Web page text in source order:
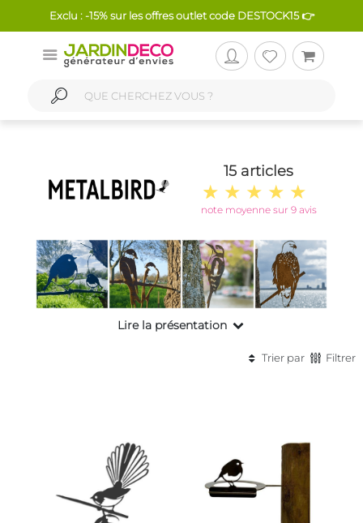
Exclu : -15% sur les offres outlet code DESTOCK15 👉
15 articles
note moyenne sur 9 avis
Lire la présentation
Trier par Filtrer